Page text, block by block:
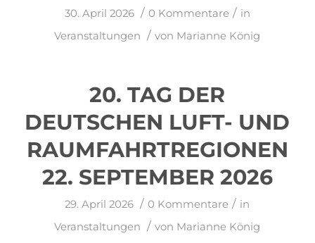
30. April 2026 / 0 Kommentare / in
Veranstaltungen / von Marianne König
20. TAG DER
DEUTSCHEN LUFT- UND
RAUMFAHRTREGIONEN
22. SEPTEMBER 2026
29. April 2026 / 0 Kommentare / in
Veranstaltungen / von Marianne König